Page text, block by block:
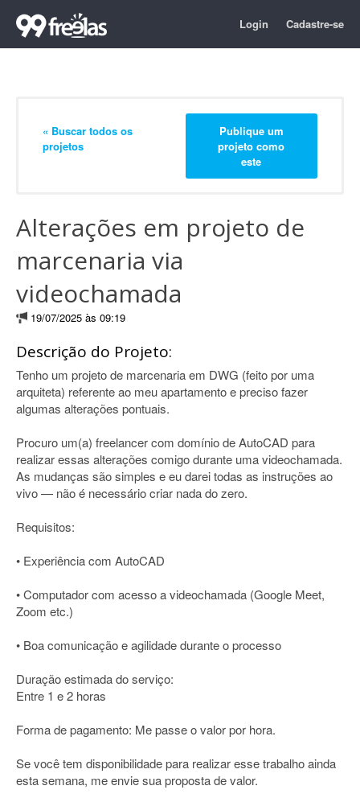
Login Cadastre-se
« Buscar todos os
projetos
Publique um
projeto como
este
Alterações em projeto de
marcenaria via
videochamada
19/07/2025 às 09:19
Descrição do Projeto:
Tenho um projeto de marcenaria em DWG (feito por uma
arquiteta) referente ao meu apartamento e preciso fazer
algumas alterações pontuais.
Procuro um(a) freelancer com domínio de AutoCAD para
realizar essas alterações comigo durante uma videochamada.
As mudanças são simples e eu darei todas as instruções ao
vivo — não é necessário criar nada do zero.
Requisitos:
• Experiência com AutoCAD
• Computador com acesso a videochamada (Google Meet,
Zoom etc.)
• Boa comunicação e agilidade durante o processo
Duração estimada do serviço:
Entre 1 e 2 horas
Forma de pagamento: Me passe o valor por hora.
Se você tem disponibilidade para realizar esse trabalho ainda
esta semana, me envie sua proposta de valor.